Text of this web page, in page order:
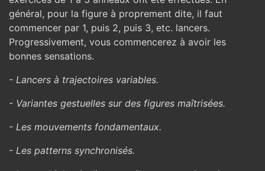
général, pour la figure à proprement dite, il faut
commencer par 1, puis 2, puis 3, etc. lancers.
Progressivement, vous commencerez à avoir les
bonnes sensations.
- Lancers à trajectoires variables.
- Variantes gestuelles sur des figures maîtrisées.
- Les mouvements fondamentaux.
- Les patterns synchronisés.